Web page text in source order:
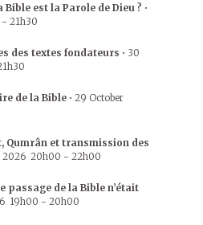
Bible est la Parole de Dieu ? •
- 21h30
des textes fondateurs • 30
de la Bible • 29 October
Qumrân et transmission des
2026 20h00 - 22h00
passage de la Bible n’était
19h00 - 20h00